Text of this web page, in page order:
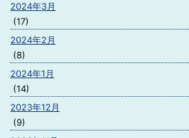
2024年3月
(17)
2024年2月
(8)
2024年1月
(14)
2023年12月
(9)